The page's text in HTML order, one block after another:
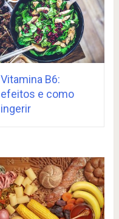
Vitamina B6:
efeitos e como
ingerir